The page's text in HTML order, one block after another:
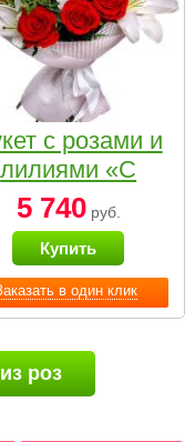
в один клик
с розами и
лилиями «С
наилучшими
пожеланиями»
5 740руб.
Купить
роз